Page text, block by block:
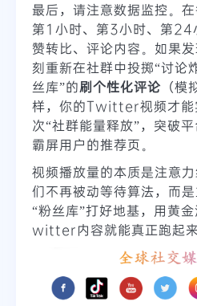
最后，请注意数据监控。
第1小时、第3小时、第24
赞转比、评论内容。如果
刻重新在社群中投掷“讨论
丝库”的刷个性化评论 （
样，你的Twitter视频才能
次“社群能量释放”，突破
霸屏用户的推荐页。
视频播放量的本质是注意
们不再被动等待算法，而
“粉丝库”打好地基，用黄
witter内容就能真正跑起来